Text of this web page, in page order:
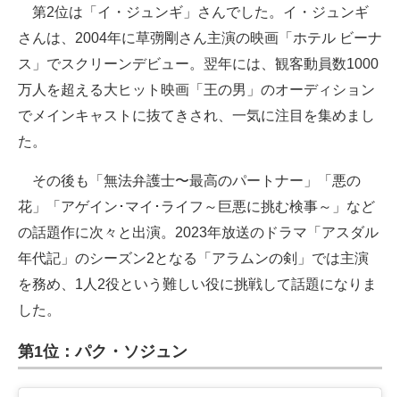
第2位は「イ・ジュンギ」さんでした。イ・ジュンギ
さんは、2004年に草彅剛さん主演の映画「ホテル ビーナ
ス」でスクリーンデビュー。翌年には、観客動員数1000
万人を超える大ヒット映画「王の男」のオーディション
でメインキャストに抜てきされ、一気に注目を集めまし
た。
その後も「無法弁護士〜最高のパートナー」「悪の
花」「アゲイン･マイ･ライフ～巨悪に挑む検事～」など
の話題作に次々と出演。2023年放送のドラマ「アスダル
年代記」のシーズン2となる「アラムンの剣」では主演
を務め、1人2役という難しい役に挑戦して話題になりま
した。
第1位：パク・ソジュン